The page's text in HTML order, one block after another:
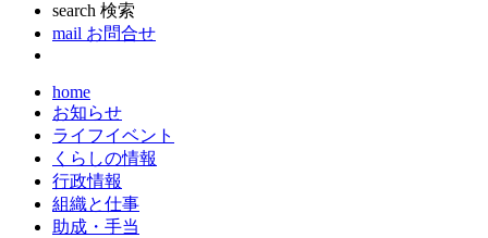
search 検索
mail お問合せ
home
お知らせ
ライフイベント
くらしの情報
行政情報
組織と仕事
助成・手当